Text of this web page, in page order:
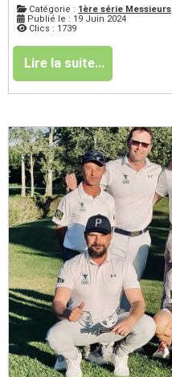
Catégorie : 1ère série Messieurs
Publié le : 19 Juin 2024
Clics : 1739
Lire la suite...